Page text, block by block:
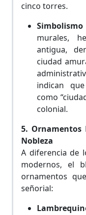
cinco torres.
murales,
antigua,
ciudad
indican
como
colonial.
5. Ornamentos
Nobleza
A diferencia de
modernos, el
ornamentos
señorial: